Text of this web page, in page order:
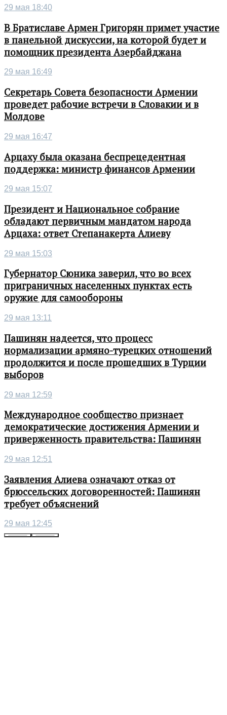
29 мая 18:40
В Братиславе Армен Григорян примет участие
в панельной дискуссии, на которой будет и
помощник президента Азербайджана
29 мая 16:49
Секретарь Совета безопасности Армении
проведет рабочие встречи в Словакии и в
Молдове
29 мая 16:47
Арцаху была оказана беспрецедентная
поддержка: министр финансов Армении
29 мая 15:07
Президент и Национальное собрание
обладают первичным мандатом народа
Арцаха: ответ Степанакерта Алиеву
29 мая 15:03
Губернатор Сюника заверил, что во всех
приграничных населенных пунктах есть
оружие для самообороны
29 мая 13:11
Пашинян надеется, что процесс
нормализации армяно-турецких отношений
продолжится и после прошедших в Турции
выборов
29 мая 12:59
Международное сообщество признает
демократические достижения Армении и
приверженность правительства: Пашинян
29 мая 12:51
Заявления Алиева означают отказ от
брюссельских договоренностей: Пашинян
требует объяснений
29 мая 12:45